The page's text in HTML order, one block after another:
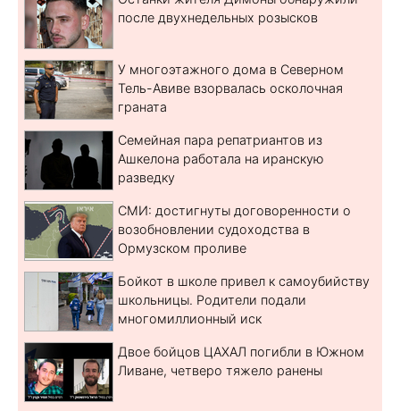
после двухнедельных розысков
У многоэтажного дома в Северном
Тель-Авиве взорвалась осколочная
граната
Семейная пара репатриантов из
Ашкелона работала на иранскую
разведку
СМИ: достигнуты договоренности о
возобновлении судоходства в
Ормузском проливе
Бойкот в школе привел к самоубийству
школьницы. Родители подали
многомиллионный иск
Двое бойцов ЦАХАЛ погибли в Южном
Ливане, четверо тяжело ранены